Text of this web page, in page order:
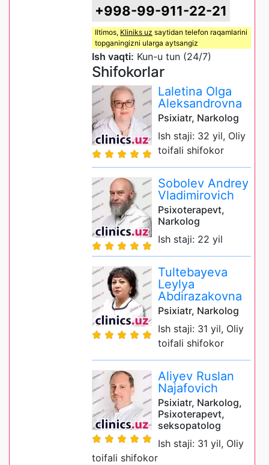
+998-99-911-22-21
Iltimos, Kliniks uz saytidan telefon raqamlarini
topganingizni ularga aytsangiz
Ish vaqti: Kun-u tun (24/7)
Shifokorlar
Laletina Olga
Aleksandrovna
Psixiatr, Narkolog
Ish staji: 32 yil, Oliy
toifali shifokor
Sobolev Andrey
Vladimirovich
Psixoterapevt,
Narkolog
Ish staji: 22 yil
Tultebayeva
Leylya
Abdirazakovna
Psixiatr, Narkolog
Ish staji: 31 yil, Oliy
toifali shifokor
Aliyev Ruslan
Najafovich
Psixiatr, Narkolog,
Psixoterapevt,
seksopatolog
Ish staji: 31 yil, Oliy
toifali shifokor